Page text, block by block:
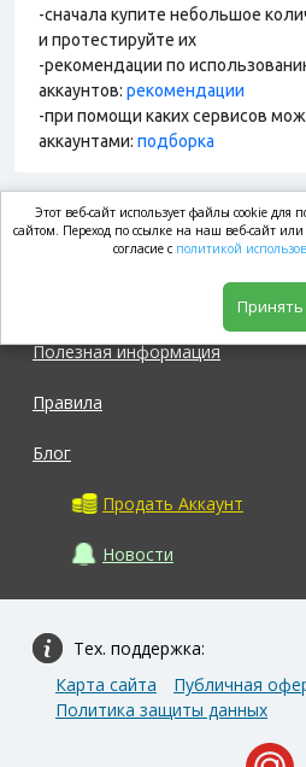
-сначала купите небольшое
и протестируйте их
-рекомендации по
аккаунтов: рекомендации
-при помощи каких сервисов
аккаунтами: подборка
market.com
Полезная информация
Правила
Блог
Продать Аккаунт
Новости
Тех. поддержка:
Карта сайта
Публичная
Политика защиты данных
Этот веб-сайт использует файлы cookie для
сайтом. Переход по ссылке на наш веб-сайт
согласие с политикой
Принять